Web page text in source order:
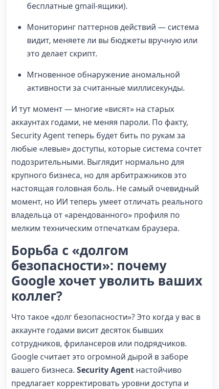
бесплатные gmail-ящики).
Мониторинг паттернов действий — система
видит, меняете ли вы бюджеты вручную или
это делает скрипт.
Мгновенное обнаружение аномальной
активности за считанные миллисекунды.
И тут момент — многие «висят» на старых
аккаунтах годами, не меняя пароли. По факту,
Security Agent теперь будет бить по рукам за
любые «левые» доступы, которые система сочтет
подозрительными. Выглядит нормально для
крупного бизнеса, но для арбитражников это
настоящая головная боль. Не самый очевидный
момент, но ИИ теперь умеет отличать реального
владельца от «арендованного» профиля по
мелким техническим отпечаткам браузера.
Борьба с «долгом
безопасности»: почему
Google хочет уволить ваших
коллег?
Что такое «долг безопасности»? Это когда у вас в
аккаунте годами висит десяток бывших
сотрудников, фрилансеров или подрядчиков.
Google считает это огромной дырой в заборе
вашего бизнеса. Security Agent настойчиво
предлагает корректировать уровни доступа и